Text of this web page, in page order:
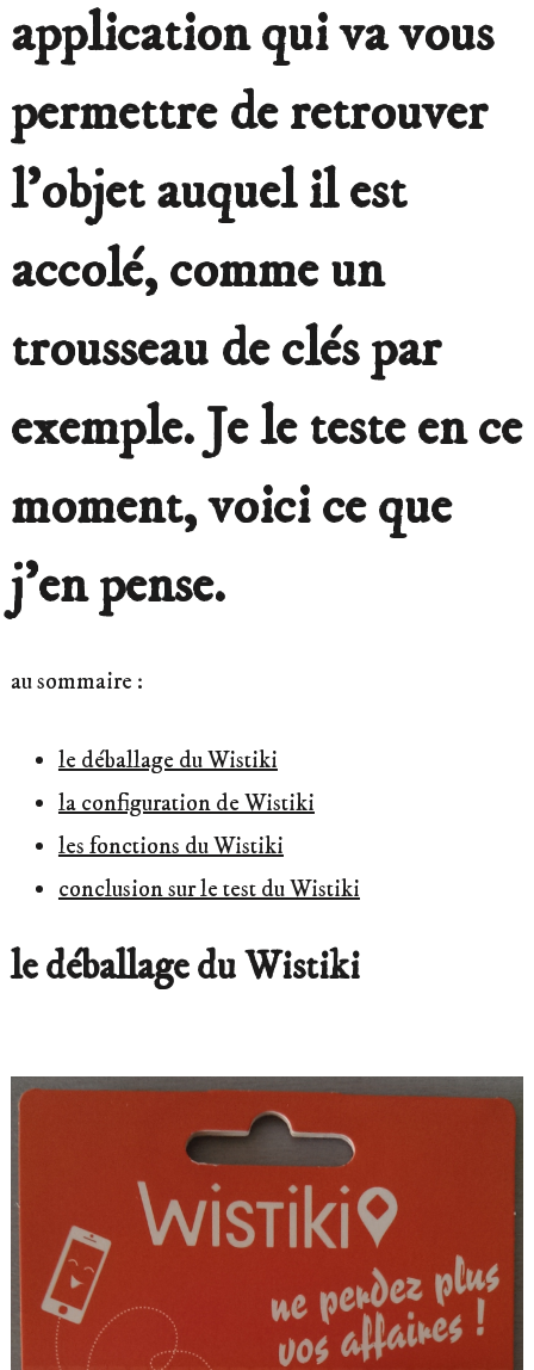
application qui va vous
permettre de retrouver
l’objet auquel il est
accolé, comme un
trousseau de clés par
exemple. Je le teste en ce
moment, voici ce que
j’en pense.
au sommaire :
le déballage du Wistiki
la configuration de Wistiki
les fonctions du Wistiki
conclusion sur le test du Wistiki
le déballage du Wistiki